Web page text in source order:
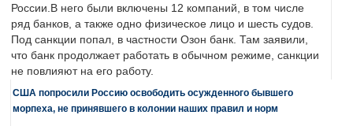
России.В него были включены 12 компаний, в том числе
ряд банков, а также одно физическое лицо и шесть судов.
Под санкции попал, в частности Озон банк. Там заявили,
что банк продолжает работать в обычном режиме, санкции
не повлияют на его работу.
США попросили Россию освободить осужденного бывшего
морпеха, не принявшего в колонии наших правил и норм